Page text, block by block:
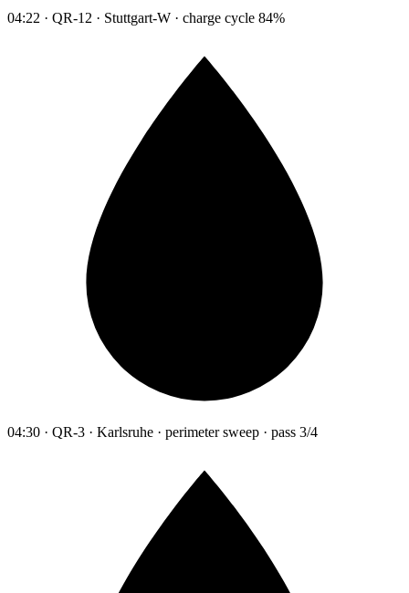
04:22 · QR-12 · Stuttgart-W · charge cycle 84%
04:30 · QR-3 · Karlsruhe · perimeter sweep · pass 3/4